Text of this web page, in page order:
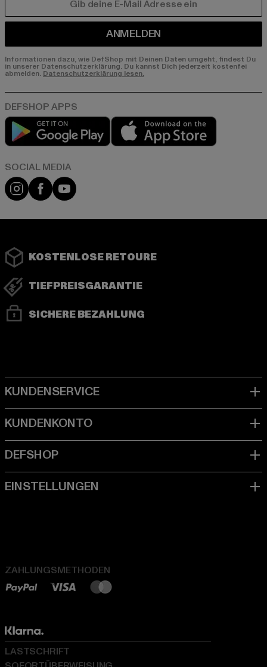
ANMELDEN
Informationen dazu, wie DefShop mit Deinen Daten umgeht, findest Du
in unserer Datenschutzerklärung. Du kannst Dich jederzeit kostenfei
abmelden. Datenschutzerklärung lesen.
Play market
Instagram
FacebookYouTube
KOSTENLOSE RETOURE
TIEFPREISGARANTIE
SICHERE BEZAHLUNG
ZAHLUNGSMETHODEN
LASTSCHRIFT